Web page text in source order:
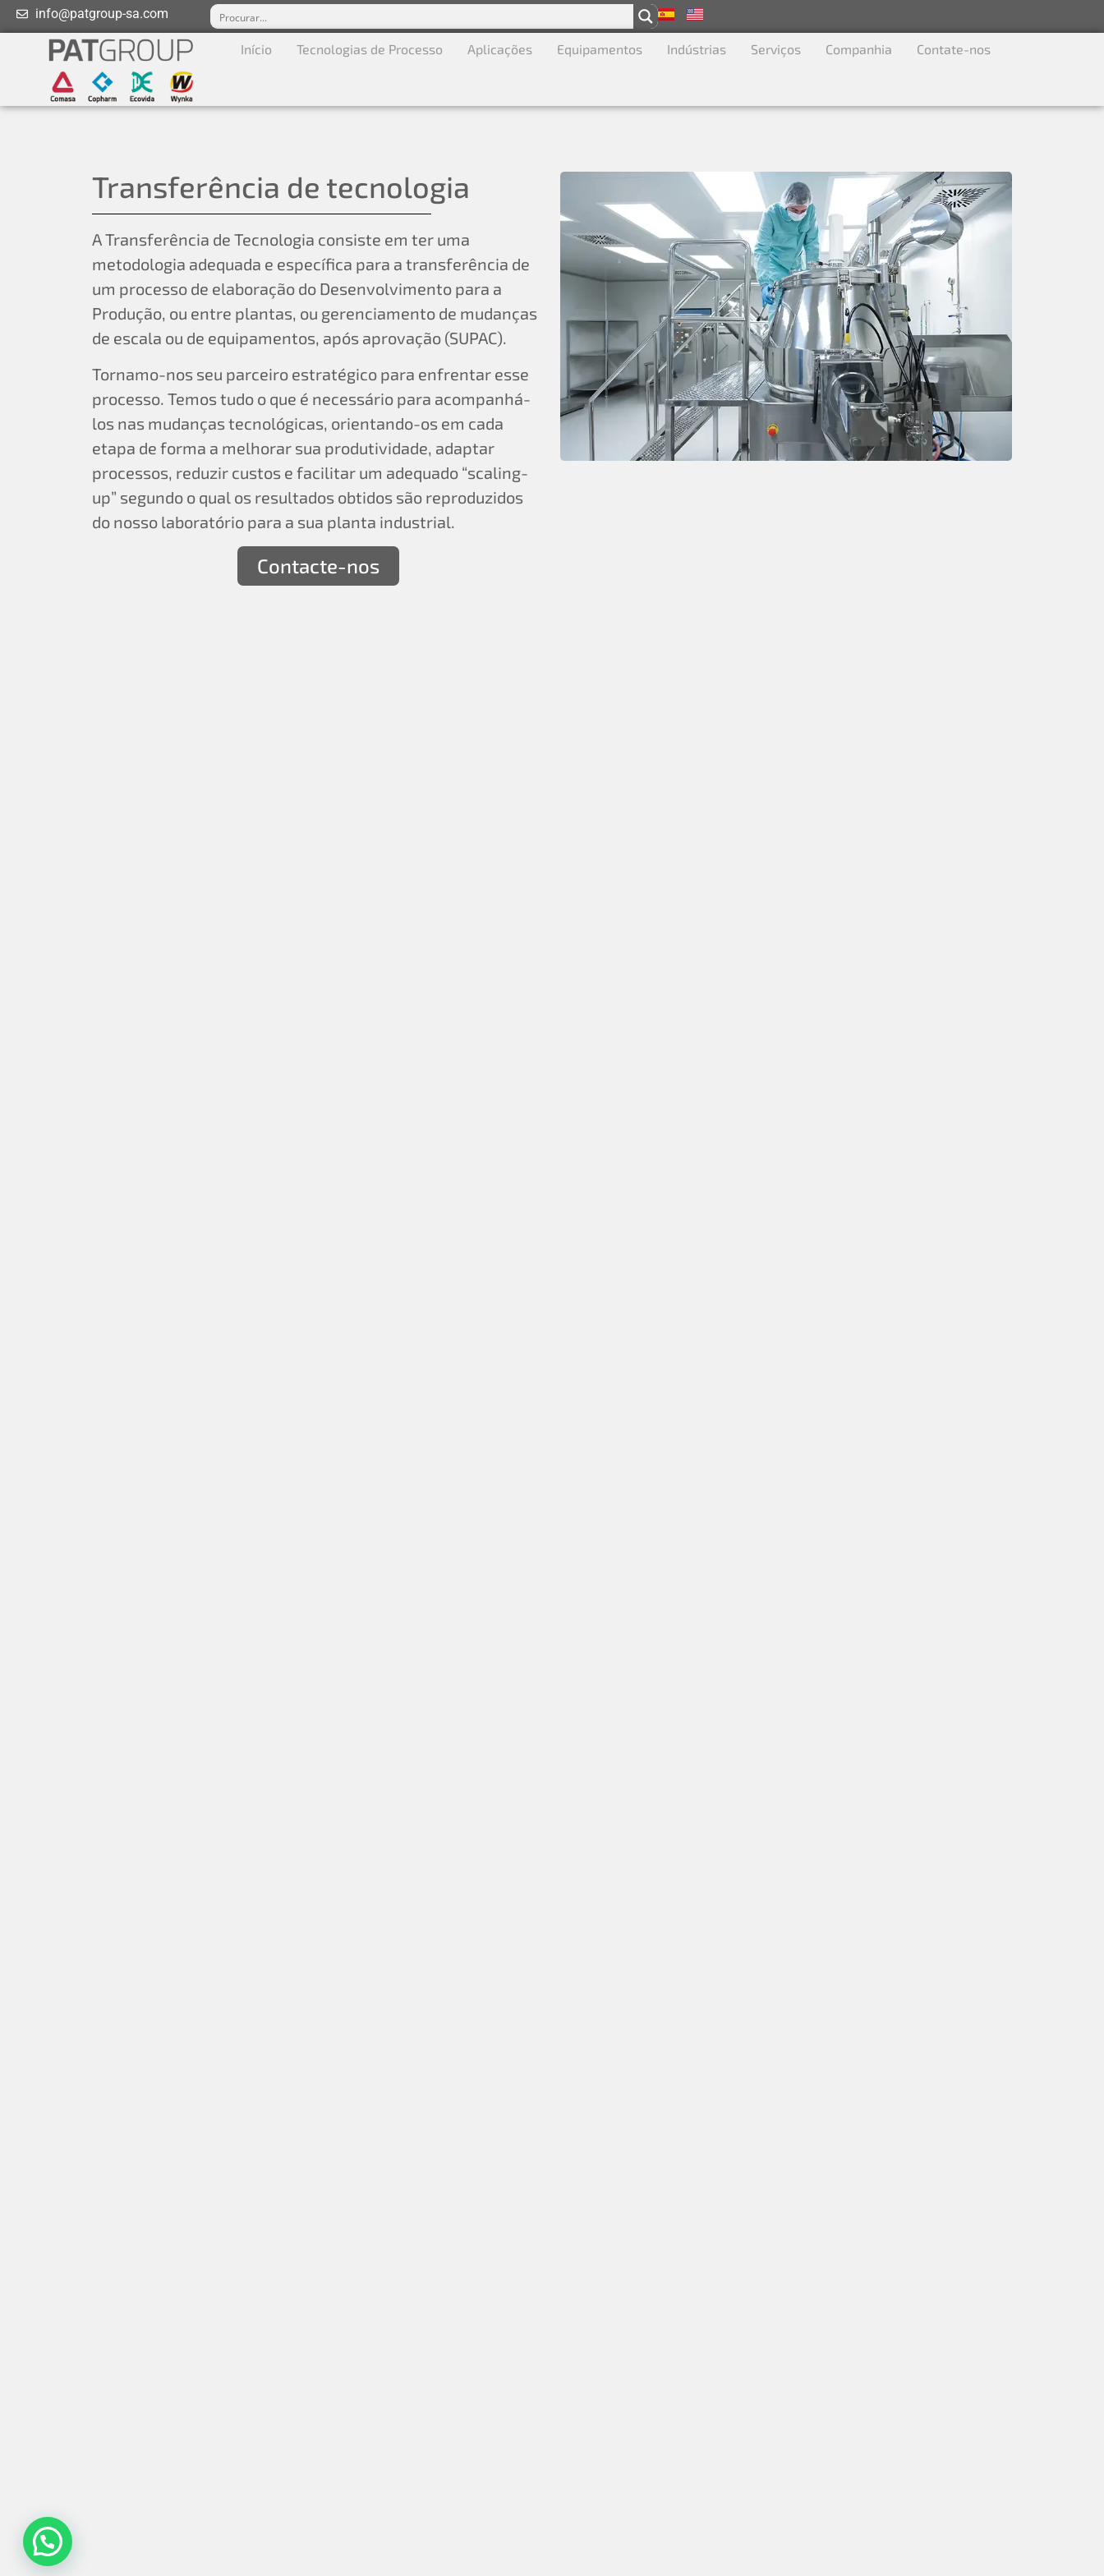
info@patgroup-sa.com
Início Tecnologias de Processo Aplicações Equipamentos Indústrias Serviços Companhia Contate-nos
Transferência de tecnologia
A Transferência de Tecnologia consiste em ter uma
metodologia adequada e específica para a transferência de
um processo de elaboração do Desenvolvimento para a
Produção, ou entre plantas, ou gerenciamento de mudanças
de escala ou de equipamentos, após aprovação (SUPAC).
Tornamo-nos seu parceiro estratégico para enfrentar esse
processo. Temos tudo o que é necessário para acompanhá-
los nas mudanças tecnológicas, orientando-os em cada
etapa de forma a melhorar sua produtividade, adaptar
processos, reduzir custos e facilitar um adequado “scaling-
up” segundo o qual os resultados obtidos são reproduzidos
do nosso laboratório para a sua planta industrial.
Contacte-nos